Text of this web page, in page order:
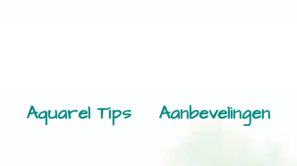
Aquarel Tips Aanbevelingen